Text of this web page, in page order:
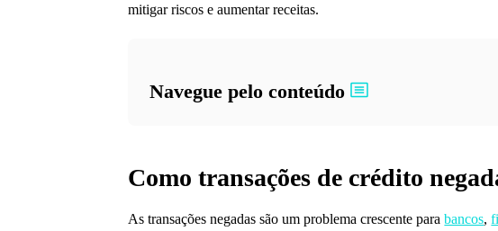
mitigar riscos e aumentar receitas.
Navegue pelo conteúdo
Como transações de crédito
As transações negadas são um problema crescente parabancos,